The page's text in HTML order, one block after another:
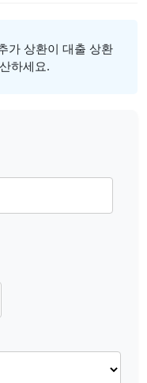
가 상환이 대출 상환
하세요.